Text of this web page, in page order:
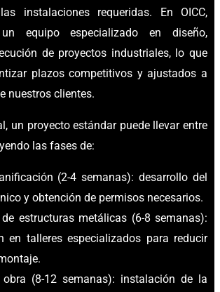
instalaciones requeridas. En OICC,
equipo especializado en diseño,
de proyectos industriales, lo que
plazos competitivos y ajustados a
nuestros clientes.
un proyecto estándar puede llevar entre
las fases de:
(2-4 semanas): desarrollo del
y obtención de permisos necesarios.
estructuras metálicas (6-8 semanas):
en talleres especializados para reducir
obra (8-12 semanas): instalación de la